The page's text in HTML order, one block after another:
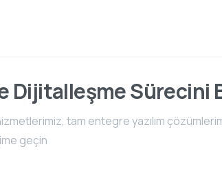
Dijitalleşme Sürecini
tam entegre yazılım
geçin